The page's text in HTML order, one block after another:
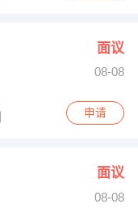
面议
08-08
顺城路129号（金碧辉
申请
面议
08-08